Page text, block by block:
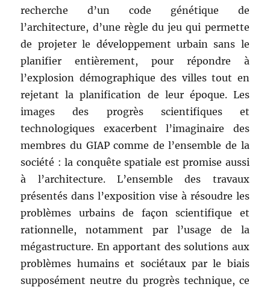
recherche d’un code génétique de
l’architecture, d’une règle du jeu qui permette
de projeter le développement urbain sans le
planifier entièrement, pour répondre à
l’explosion démographique des villes tout en
rejetant la planification de leur époque. Les
images des progrès scientifiques et
technologiques exacerbent l’imaginaire des
membres du GIAP comme de l’ensemble de la
société : la conquête spatiale est promise aussi
à l’architecture. L’ensemble des travaux
présentés dans l’exposition vise à résoudre les
problèmes urbains de façon scientifique et
rationnelle, notamment par l’usage de la
mégastructure. En apportant des solutions aux
problèmes humains et sociétaux par le biais
supposément neutre du progrès technique, ce